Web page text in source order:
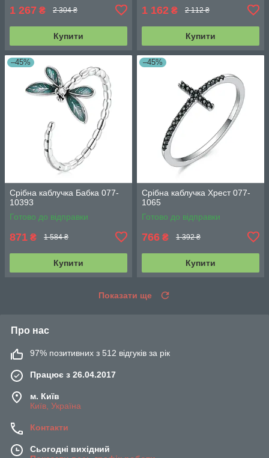
1 267 ₴ 2 304 ₴
Купити
1 162 ₴ 2 112 ₴
Купити
–45%
Срібна каблучка Бабка 077-
10393
Готово до відправки
871 ₴ 1 584 ₴
Купити
–45%
Срібна каблучка Хрест 077-
1065
Готово до відправки
766 ₴ 1 392 ₴
Купити
Показати ще
Про нас
97% позитивних з 512 відгуків за рік
Працює з 26.04.2017
м. Київ
Київ, Україна
Контакти
Сьогодні вихідний